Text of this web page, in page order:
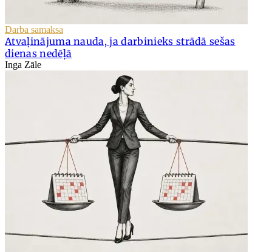
Darba samaksa
Atvaļinājuma nauda, ja darbinieks strādā sešas
dienas nedēļā
Inga Zāle